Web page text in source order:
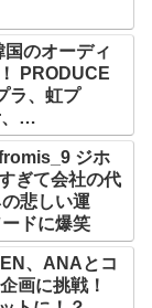
のオーディ
PRODUCE
ラ、虹プ
グループが
、ME:Iを生ん
ジホ
ぎて会社の代
悲しい運
ドに爆笑
、ANAとコ
画に挑戦！